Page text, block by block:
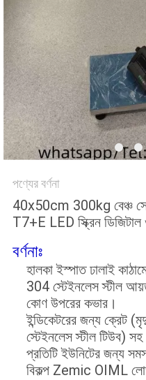
সাইট
ম্যাপ
PRIVACY
POLICY
পণ্যের বর্ণনা
40x50cm 300kg বেঞ্চ
T7+E LED স্ক্রিন ডিজিটাল
বর্ণনাঃ
হালকা ইস্পাত ঢালাই
304 স্টেইনলেস স্টীল
কোণ উপরের কভার।
ইন্ডিকেটরের জন্য ক্রেট
স্টেইনলেস স্টীল টিউব) সহ
প্রতিটি ইউনিটের জন্য
বিকল্প Zemic OIML